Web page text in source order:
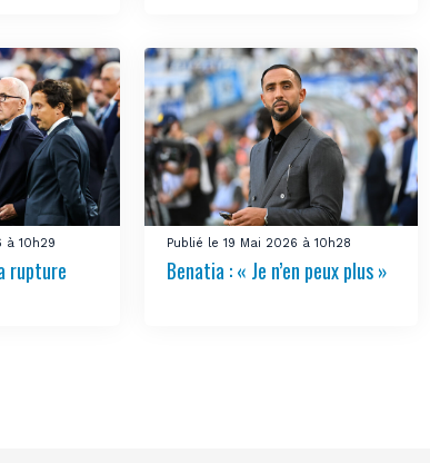
à 10h29
rupture
Publié le 19 Mai 2026 à 10h28
Benatia : « Je n’en peux plus »